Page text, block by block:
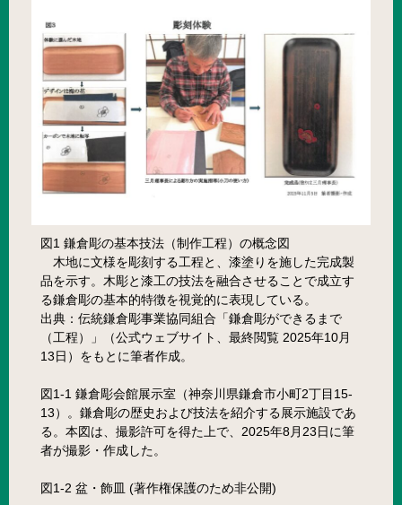
図1 鎌倉彫の基本技法（制作工程）の概念図
木地に文様を彫刻する工程と、漆塗りを施した完成製
品を示す。木彫と漆工の技法を融合させることで成立す
る鎌倉彫の基本的特徴を視覚的に表現している。
出典：伝統鎌倉彫事業協同組合「鎌倉彫ができるまで
（工程）」（公式ウェブサイト、最終閲覧 2025年10月
13日）をもとに筆者作成。
図1-1 鎌倉彫会館展示室（神奈川県鎌倉市小町2丁目15-
13）。鎌倉彫の歴史および技法を紹介する展示施設であ
る。本図は、撮影許可を得た上で、2025年8月23日に筆
者が撮影・作成した。
図1-2 盆・飾皿 (著作権保護のため非公開)